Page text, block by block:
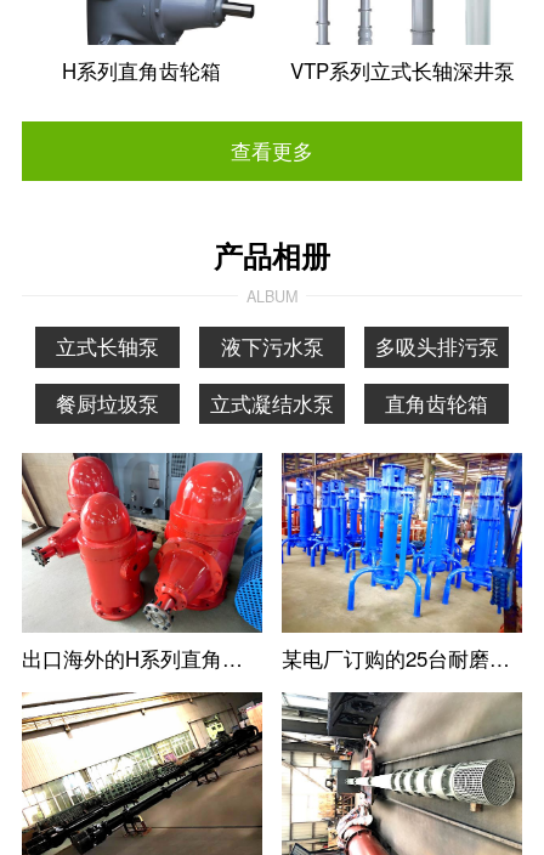
H系列直角齿轮箱 VTP系列立式长轴深井泵
查看更多
产品相册
ALBUM
立式长轴泵 液下污水泵
多吸头排污泵
餐厨垃圾泵
立式凝结水泵 直角齿轮箱
出口海外的H系列直角齿轮箱 某电厂订购的25台耐磨立式防淤多吸头排污水泵